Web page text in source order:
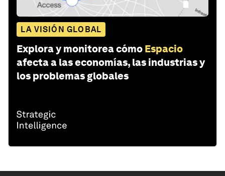
LA VISIÓN GLOBAL
Explora y monitorea cómo Espacio
afecta a las economías, las industrias y
los problemas globales